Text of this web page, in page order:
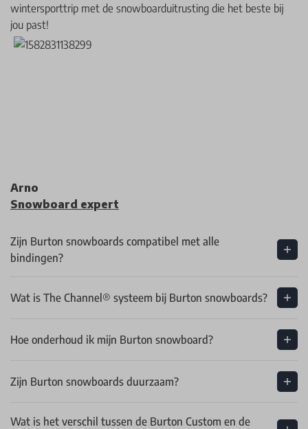
wintersporttrip met de snowboarduitrusting die het beste bij
jou past!
Arno
Snowboard expert
Zijn Burton snowboards compatibel met alle
bindingen?
Wat is The Channel® systeem bij Burton snowboards?
Hoe onderhoud ik mijn Burton snowboard?
Zijn Burton snowboards duurzaam?
Wat is het verschil tussen de Burton Custom en de